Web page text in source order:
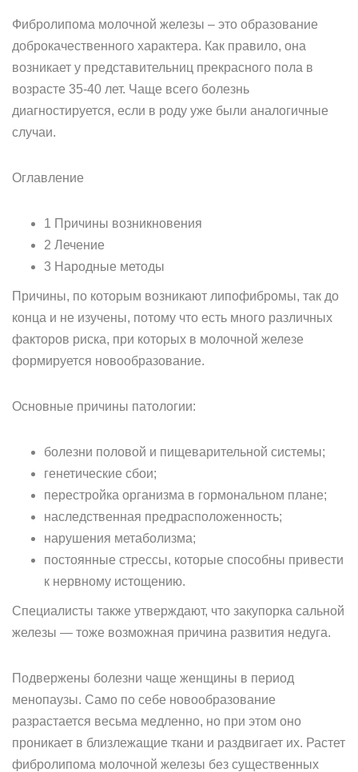
Фибролипома молочной железы – это образование
доброкачественного характера. Как правило, она
возникает у представительниц прекрасного пола в
возрасте 35-40 лет. Чаще всего болезнь
диагностируется, если в роду уже были аналогичные
случаи.
Оглавление
1 Причины возникновения
2 Лечение
3 Народные методы
Причины, по которым возникают липофибромы, так до
конца и не изучены, потому что есть много различных
факторов риска, при которых в молочной железе
формируется новообразование.
Основные причины патологии:
болезни половой и пищеварительной системы;
генетические сбои;
перестройка организма в гормональном плане;
наследственная предрасположенность;
нарушения метаболизма;
постоянные стрессы, которые способны привести
к нервному истощению.
Специалисты также утверждают, что закупорка сальной
железы — тоже возможная причина развития недуга.
Подвержены болезни чаще женщины в период
менопаузы. Само по себе новообразование
разрастается весьма медленно, но при этом оно
проникает в близлежащие ткани и раздвигает их. Растет
фибролипома молочной железы без существенных